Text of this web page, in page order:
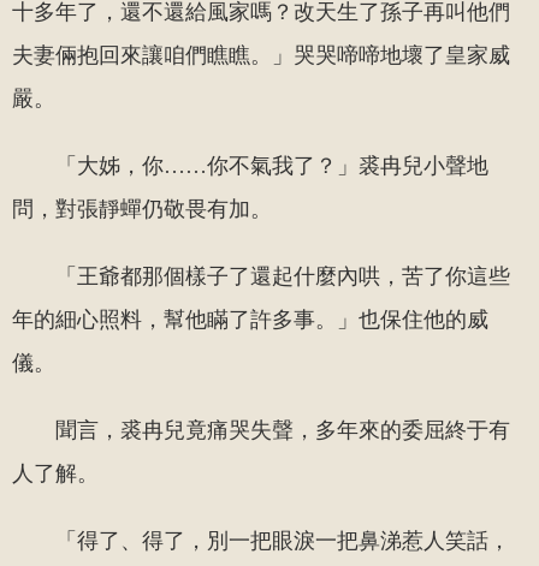
十多年了，還不還給風家嗎？改天生了孫子再叫他們
夫妻倆抱回來讓咱們瞧瞧。」哭哭啼啼地壞了皇家威
嚴。
「大姊，你……你不氣我了？」裘冉兒小聲地
問，對張靜蟬仍敬畏有加。
「王爺都那個樣子了還起什麼內哄，苦了你這些
年的細心照料，幫他瞞了許多事。」也保住他的威
儀。
聞言，裘冉兒竟痛哭失聲，多年來的委屈終于有
人了解。
「得了、得了，別一把眼淚一把鼻涕惹人笑話，